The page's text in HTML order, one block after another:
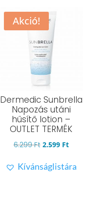
Akció!
Dermedic Sunbrella
Napozás utáni
hűsítő lotion –
OUTLET TERMÉK
6.299Ft Original
was:
2.599 FtCurrent
is:
Kívánságlistára